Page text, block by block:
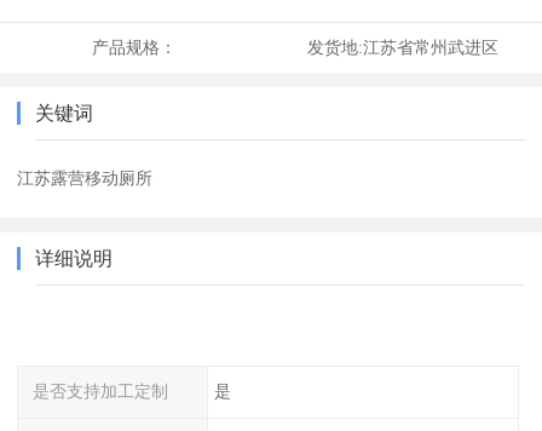
产品规格： 发货地:江苏省常州武进区
关键词
江苏露营移动厕所
详细说明
是否支持加工定制 是